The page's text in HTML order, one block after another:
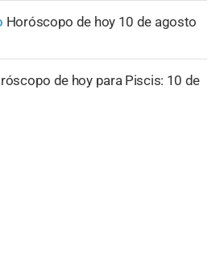
Horóscopo de hoy 10 de agosto
de hoy para Piscis: 10 de